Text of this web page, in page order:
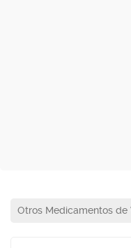
Otros Medicamentos de